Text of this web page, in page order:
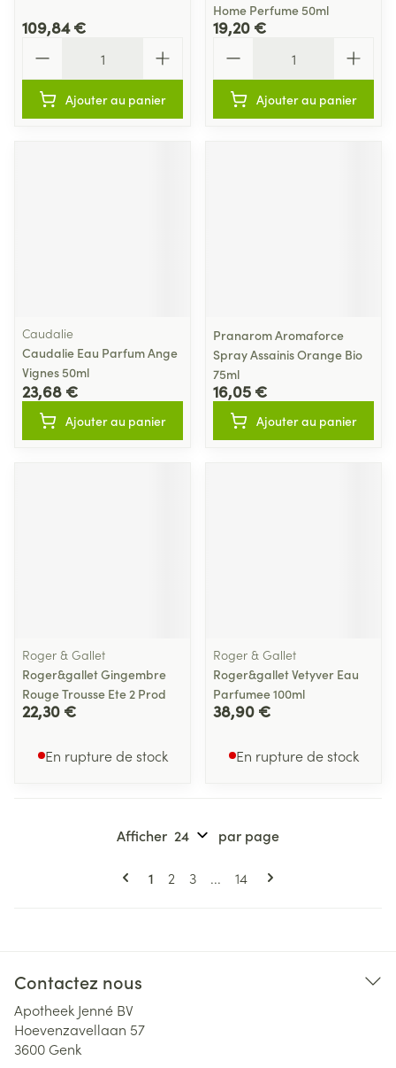
109,84 €
Ajouter au panier
Home Perfume 50ml
19,20 €
Ajouter au panier
Caudalie
Caudalie Eau Parfum Ange
Vignes 50ml
23,68 €
Ajouter au panier
Pranarom Aromaforce
Spray Assainis Orange Bio
75ml
16,05 €
Ajouter au panier
Roger & Gallet
Roger&gallet Gingembre
Rouge Trousse Ete 2 Prod
22,30 €
En rupture de stock
Roger & Gallet
Roger&gallet Vetyver Eau
Parfumee 100ml
38,90 €
En rupture de stock
Pages
Vous lisez actuellement la page
1 Page
2 Page
3 ... Page
14
Afficher par page
Contactez nous
Apotheek Jenné BV
Hoevenzavellaan 57
3600 Genk